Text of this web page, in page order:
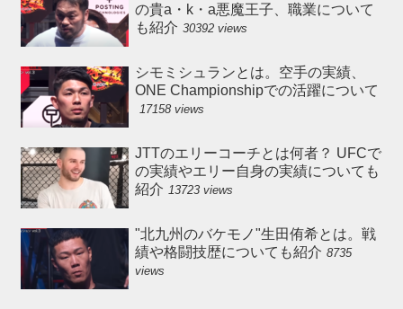
の貴a・k・a悪魔王子、職業について
も紹介 30392 views
シモミシュランとは。空手の実績、
ONE Championshipでの活躍について
17158 views
JTTのエリーコーチとは何者？ UFCで
の実績やエリー自身の実績についても
紹介 13723 views
"北九州のバケモノ"生田侑希とは。戦
績や格闘技歴についても紹介 8735
views